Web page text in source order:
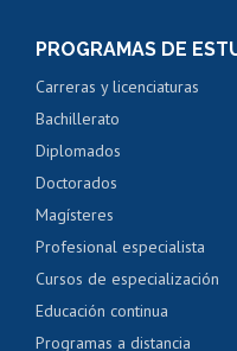
PROGRAMAS DE
Carreras y licenciaturas
Bachillerato
Diplomados
Doctorados
Magísteres
Profesional especialista
Cursos de especialización
Educación continua
Programas a distancia